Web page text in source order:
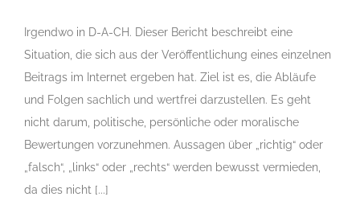
Irgendwo in D-A-CH. Dieser Bericht beschreibt eine
Situation, die sich aus der Veröffentlichung eines einzelnen
Beitrags im Internet ergeben hat. Ziel ist es, die Abläufe
und Folgen sachlich und wertfrei darzustellen. Es geht
nicht darum, politische, persönliche oder moralische
Bewertungen vorzunehmen. Aussagen über „richtig“ oder
„falsch“, „links“ oder „rechts“ werden bewusst vermieden,
da dies nicht [...]